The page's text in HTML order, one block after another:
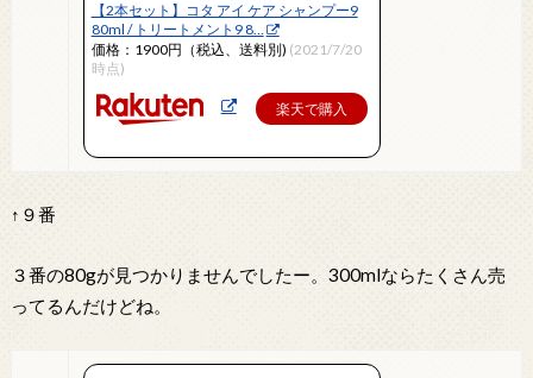
【2本セット】コタ アイ ケア シャンプー9
80ml / トリートメント9 8…
価格：1900円（税込、送料別) (2021/7/20
時点)
楽天で購入
↑９番
３番の80gが見つかりませんでしたー。300mlならたくさん売
ってるんだけどね。